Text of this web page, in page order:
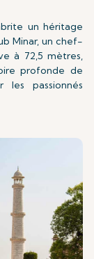
un héritage
Minar, un chef-
à 72,5 mètres,
profonde de
passionnés